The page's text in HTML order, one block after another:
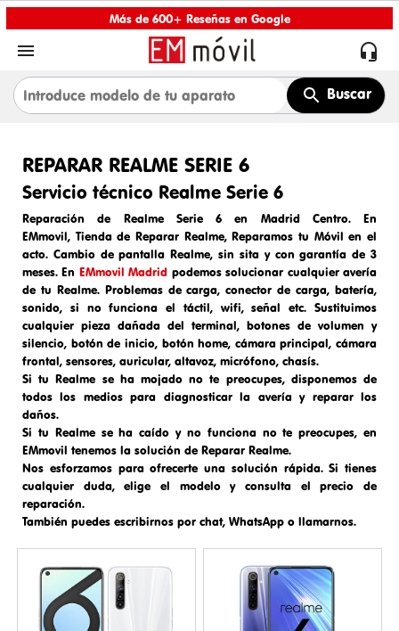
Más de 600+ Reseñas en Google
 
Buscar
REPARAR REALME SERIE 6
Servicio técnico Realme Serie 6
Reparación de Realme Serie 6 en Madrid Centro. En
EMmovil, Tienda de Reparar Realme, Reparamos tu Móvil en el
acto. Cambio de pantallaRealme, sin sita y con garantía de 3
meses. En EMmovil Madrid podemos solucionar cualquier avería
de tu Realme. Problemas de carga,conector de carga, batería,
sonido, si no funciona el táctil, wifi, señal etc. Sustituimos
cualquier pieza dañada del terminal, botones de volumen y
silencio, botón de inicio, botón home, cámara principal, cámara
frontal, sensores, auricular, altavoz, micrófono, chasís.
Si tu Realme se ha mojado no te preocupes, disponemos de
todos los medios para diagnosticar la avería y reparar los
daños.
Si tu Realme se ha caído y no funciona no te preocupes, en
EMmovil tenemos la solución de Reparar Realme.
Nos esforzamos para ofrecerte una solución rápida. Si tienes
cualquier duda, elige el modelo y consulta el precio de
reparación.
También puedes escribirnos por chat, WhatsApp o llamarnos.